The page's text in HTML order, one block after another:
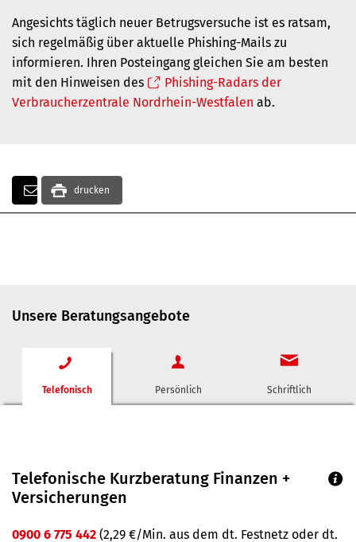
Angesichts täglich neuer Betrugsversuche ist es ratsam,
sich regelmäßig über aktuelle Phishing-Mails zu
informieren. Ihren Posteingang gleichen Sie am besten
mit den Hinweisen des
Phishing-Radars der
Verbraucherzentrale Nordrhein-Westfalen ab.
drucken
Unsere Beratungsangebote
Telefonisch Persönlich Schriftlich
Telefonische Kurzberatung Finanzen +
Versicherungen
0900 6 775 442 (2,29 €/Min. aus dem dt. Festnetz oder dt.